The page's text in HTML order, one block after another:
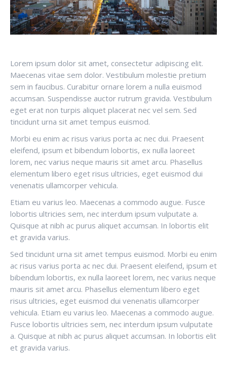
Lorem ipsum dolor sit amet, consectetur adipiscing elit.
Maecenas vitae sem dolor. Vestibulum molestie pretium
sem in faucibus. Curabitur ornare lorem a nulla euismod
accumsan. Suspendisse auctor rutrum gravida. Vestibulum
eget erat non turpis aliquet placerat nec vel sem. Sed
tincidunt urna sit amet tempus euismod.
Morbi eu enim ac risus varius porta ac nec dui. Praesent
eleifend, ipsum et bibendum lobortis, ex nulla laoreet
lorem, nec varius neque mauris sit amet arcu. Phasellus
elementum libero eget risus ultricies, eget euismod dui
venenatis ullamcorper vehicula.
Etiam eu varius leo. Maecenas a commodo augue. Fusce
lobortis ultricies sem, nec interdum ipsum vulputate a.
Quisque at nibh ac purus aliquet accumsan. In lobortis elit
et gravida varius.
Sed tincidunt urna sit amet tempus euismod. Morbi eu enim
ac risus varius porta ac nec dui. Praesent eleifend, ipsum et
bibendum lobortis, ex nulla laoreet lorem, nec varius neque
mauris sit amet arcu. Phasellus elementum libero eget
risus ultricies, eget euismod dui venenatis ullamcorper
vehicula. Etiam eu varius leo. Maecenas a commodo augue.
Fusce lobortis ultricies sem, nec interdum ipsum vulputate
a. Quisque at nibh ac purus aliquet accumsan. In lobortis elit
et gravida varius.